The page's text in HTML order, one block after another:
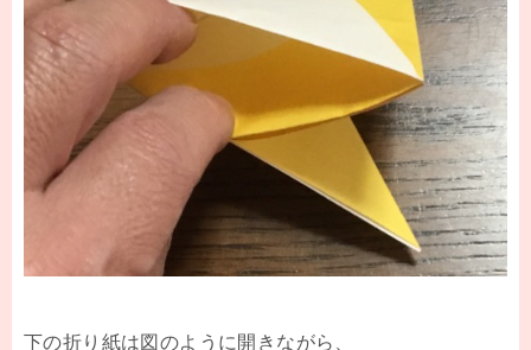
下の折り紙は図のように開きながら、